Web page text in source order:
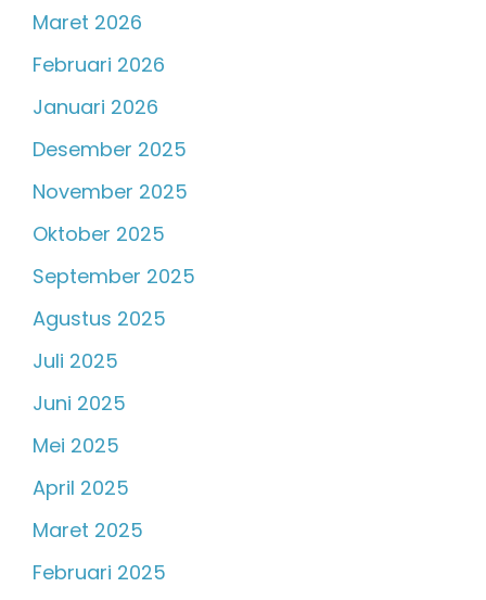
Maret 2026
Februari 2026
Januari 2026
Desember 2025
November 2025
Oktober 2025
September 2025
Agustus 2025
Juli 2025
Juni 2025
Mei 2025
April 2025
Maret 2025
Februari 2025